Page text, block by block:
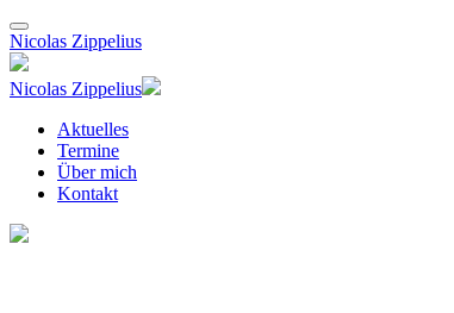
Nicolas Zippelius
Nicolas Zippelius
Aktuelles
Termine
Über mich
Kontakt